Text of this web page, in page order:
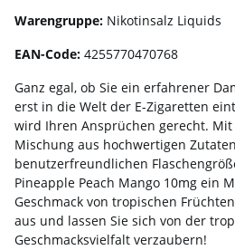
Warengruppe: Nikotinsalz Liquids
EAN-Code: 4255770470768
Ganz egal, ob Sie ein erfahrener
erst in die Welt der E-Zigaretten
wird Ihren Ansprüchen gerecht.
Mischung aus hochwertigen
benutzerfreundlichen
Pineapple Peach Mango 10mg ein
Geschmack von tropischen
aus und lassen Sie sich von der
Geschmacksvielfalt verzaubern!